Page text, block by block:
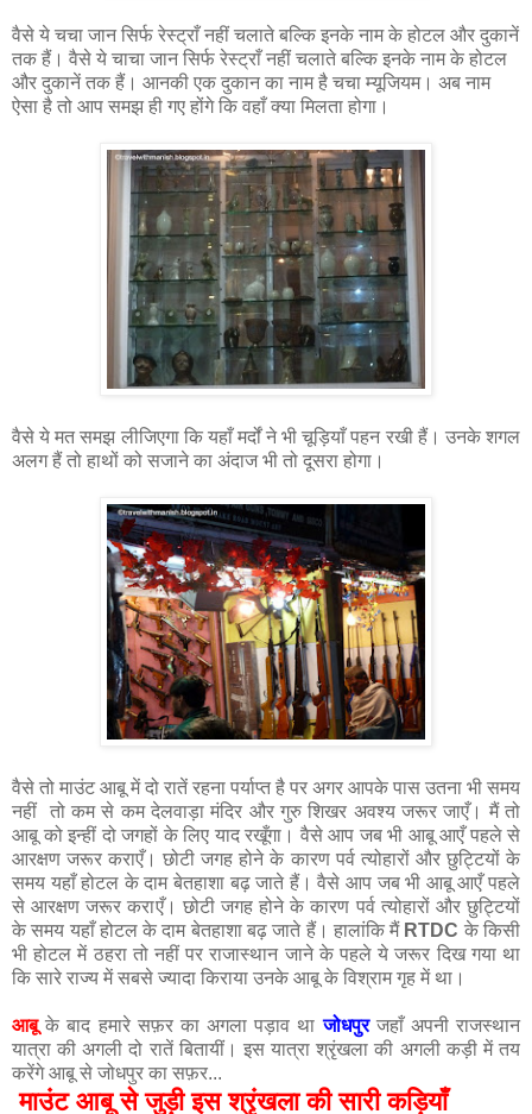
वैसे ये चचा जान सिर्फ रेस्ट्राँ नहीं चलाते बल्कि इनके नाम के होटल और दुकानें
तक हैं। वैसे ये चाचा जान सिर्फ रेस्ट्राँ नहीं चलाते बल्कि इनके नाम के होटल
और दुकानें तक हैं। आनकी एक दुकान का नाम है चचा म्यूजियम। अब नाम
ऐसा है तो आप समझ ही गए होंगे कि वहाँ क्या मिलता होगा।
वैसे ये मत समझ लीजिएगा कि यहाँ मर्दों ने भी चूड़ियाँ पहन रखी हैं। उनके शगल
अलग हैं तो हाथों को सजाने का अंदाज भी तो दूसरा होगा।
वैसे तो माउंट आबू में दो रातें रहना पर्याप्त है पर अगर आपके पास उतना भी समय
नहीं तो कम से कम देलवाड़ा मंदिर और गुरु शिखर अवश्य जरूर जाएँ। मैं तो
आबू को इन्हीं दो जगहों के लिए याद रखूँगा। वैसे आप जब भी आबू आएँ पहले से
आरक्षण जरूर कराएँ। छोटी जगह होने के कारण पर्व त्योहारों और छुट्टियों के
समय यहाँ होटल के दाम बेतहाशा बढ़ जाते हैं। वैसे आप जब भी आबू आएँ पहले
से आरक्षण जरूर कराएँ। छोटी जगह होने के कारण पर्व त्योहारों और छुट्टियों
के समय यहाँ होटल के दाम बेतहाशा बढ़ जाते हैं। हालांकि मैं RTDC के किसी
भी होटल में ठहरा तो नहीं पर राजास्थान जाने के पहले ये जरूर दिख गया था
कि सारे राज्य में सबसे ज्यादा किराया उनके आबू के विश्राम गृह में था।
आबूके बाद हमारे सफ़र का अगला पड़ाव थाजोधपुरजहाँ अपनी राजस्थान
यात्रा की अगली दो रातें बितायीं। इस यात्रा श्रृंखला की अगली कड़ी में तय
करेंगे आबू से जोधपुर का सफ़र...
माउंट आबू से जुड़ी इस श्रृंखला की सारी कड़ियाँ